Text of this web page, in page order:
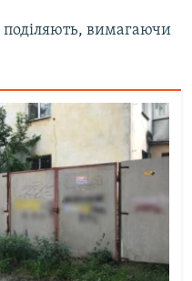
поділяють, вимагаючи